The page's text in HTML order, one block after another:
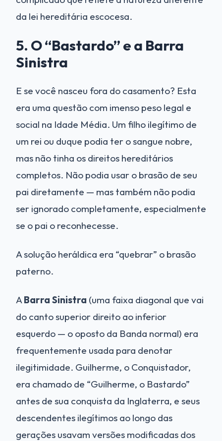
da lei hereditária escocesa.
5. O “Bastardo” e a Barra
Sinistra
E se você nasceu fora do casamento? Esta
era uma questão com imenso peso legal e
social na Idade Média. Um filho ilegítimo de
um rei ou duque podia ter o sangue nobre,
mas não tinha os direitos hereditários
completos. Não podia usar o brasão de seu
pai diretamente — mas também não podia
ser ignorado completamente, especialmente
se o pai o reconhecesse.
A solução heráldica era “quebrar” o brasão
paterno.
ABarra Sinistra (uma faixa diagonal que vai
do canto superior direito ao inferior
esquerdo — o oposto da Banda normal) era
frequentemente usada para denotar
ilegitimidade. Guilherme, o Conquistador,
era chamado de “Guilherme, o Bastardo”
antes de sua conquista da Inglaterra, e seus
descendentes ilegítimos ao longo das
gerações usavam versões modificadas dos